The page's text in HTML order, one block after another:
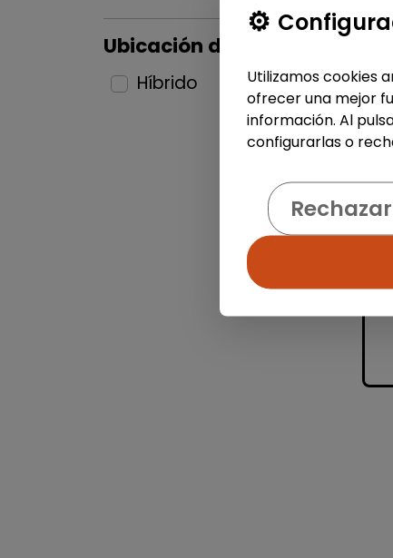
Ubicación del puesto
Híbrido 3
Utilizamos cookies
ofrecer una mejor
información. Al
configurarlas o